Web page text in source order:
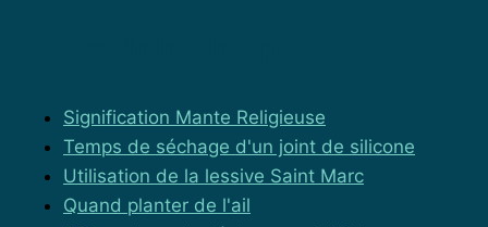
Signification Mante Religieuse
Temps de séchage d'un joint de silicone
Utilisation de la lessive Saint Marc
Quand planter de l'ail